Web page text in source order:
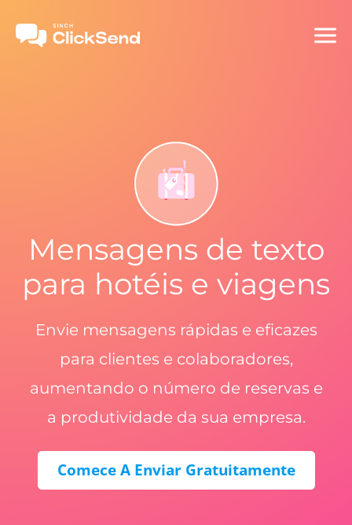
Mensagens de texto
para hotéis e viagens
Envie mensagens rápidas e eficazes
para clientes e colaboradores,
aumentando o número de reservas e
a produtividade da sua empresa.
Comece A Enviar Gratuitamente